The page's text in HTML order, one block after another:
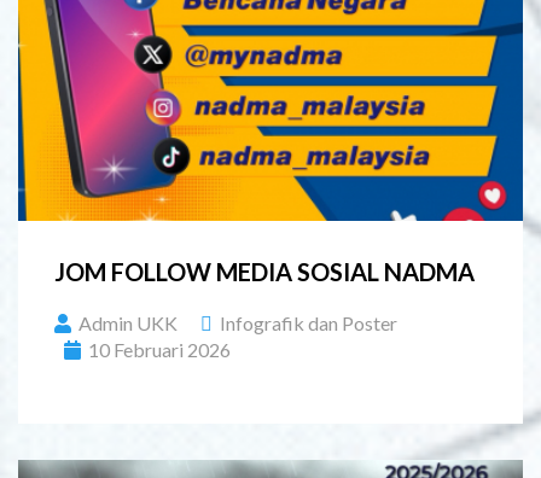
JOM FOLLOW MEDIA SOSIAL NADMA
Admin UKK
Infografik dan Poster
10 Februari 2026